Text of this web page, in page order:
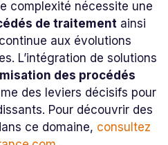
complexité nécessite une
de traitement ainsi
aux évolutions
L’intégration de solutions
des procédés
des leviers décisifs pour
Pour découvrir des
ce domaine, consultez